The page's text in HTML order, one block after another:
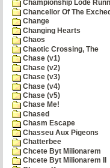
Championship Lode
Chancellor Of The
Change
Changing Hearts
Chaos
Chaotic Crossing, The
Chase (v1)
Chase (v2)
Chase (v3)
Chase (v4)
Chase (v5)
Chase Me!
Chased
Chasm Escape
Chasseu Aux Pigeons
Chatterbee
Chcete Byt Milionarem
Chcete Byt Milionarem II